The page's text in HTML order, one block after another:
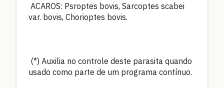
ACAROS: Psroptes bovis, Sarcoptes scabei
var. bovis, Chorioptes bovis.
(*) Auxilia no controle deste parasita quando
usado como parte de um programa contínuo.